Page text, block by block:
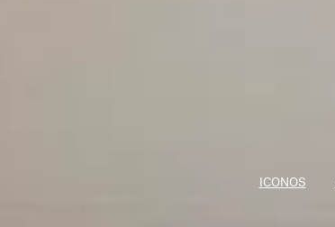
ICONOS